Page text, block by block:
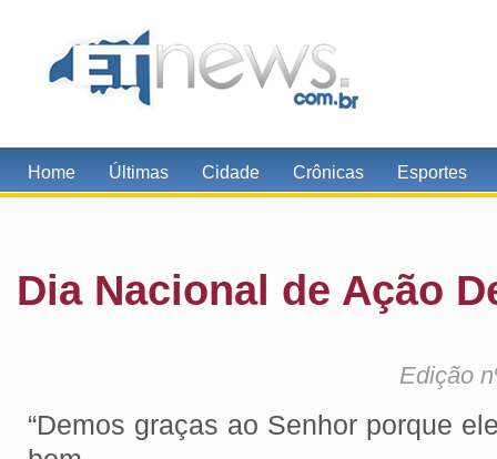
Home Últimas Cidade Crônicas Esportes
Dia Nacional de Ação
Edição
“Demos graças ao Senhor porque